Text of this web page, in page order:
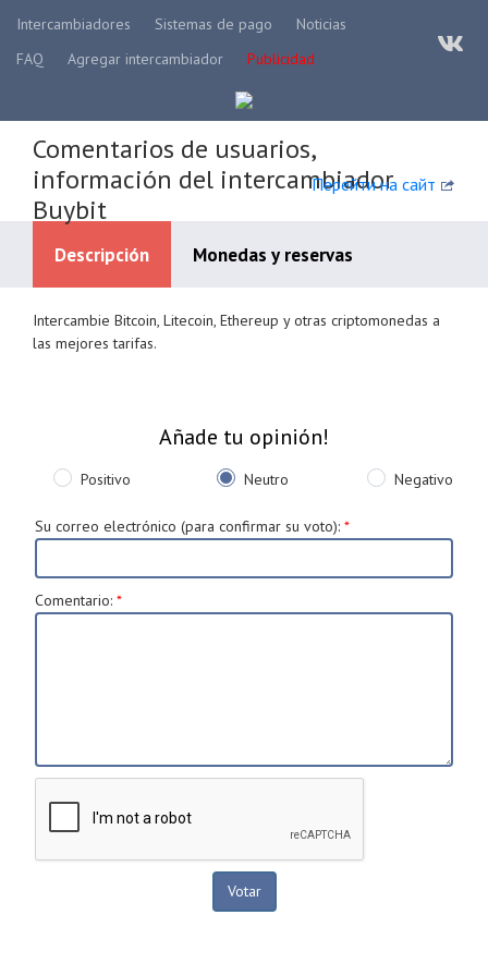
Intercambiadores Sistemas de pago
Noticias
FAQ
Agregar intercambiador Publicidad
Перейти на сайт
Comentarios de usuarios,
información del intercambiador
Buybit
Descripción Monedas y reservas
Systèmes de paiement disponibles
Intercambie Bitcoin, Litecoin, Ethereup y otras criptomonedas a
las mejores tarifas.
Añade tu opinión!
Positivo Neutro Negativo
Su correo electrónico (para confirmar su voto): *
Comentario: *